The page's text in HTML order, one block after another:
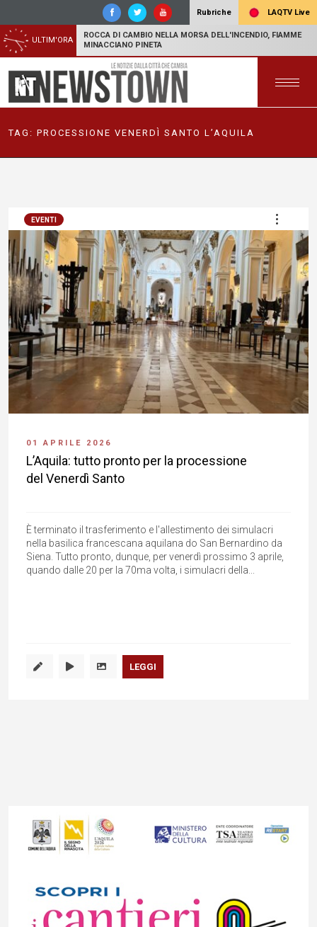
Rubriche LAQTV Live
ULTIM'ORA
ROCCA DI CAMBIO NELLA MORSA DELL'INCENDIO, FIAMME
MINACCIANO PINETA
TAG: PROCESSIONE VENERDÌ SANTO L’AQUILA
EVENTI
01 APRILE 2026
L’Aquila: tutto pronto per la processione
del Venerdì Santo
È terminato il trasferimento e l'allestimento dei simulacri
nella basilica francescana aquilana do San Bernardino da
Siena. Tutto pronto, dunque, per venerdì prossimo 3 aprile,
quando dalle 20 per la 70ma volta, i simulacri della...
LEGGI